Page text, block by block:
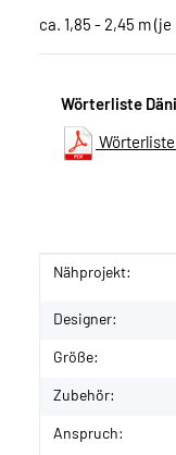
ca. 1,85 - 2,45 m
Wörterliste
Wert
Nähprojekt:
Designer:
Größe:
Zubehör:
Anspruch: